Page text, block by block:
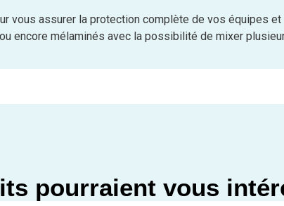
vous assurer la protection complète de vos équipes
encore mélaminés avec la possibilité de mixer
pourraient vous